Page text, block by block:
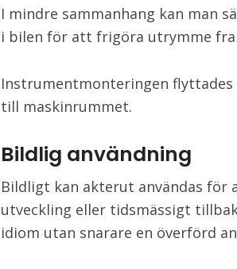
I mindre sammanhang kan man
i bilen för att frigöra utrymme
Instrumentmonteringen
till maskinrummet.
Bildlig användning
Bildligt kan akterut användas för
utveckling eller tidsmässigt
idiom utan snarare en överförd